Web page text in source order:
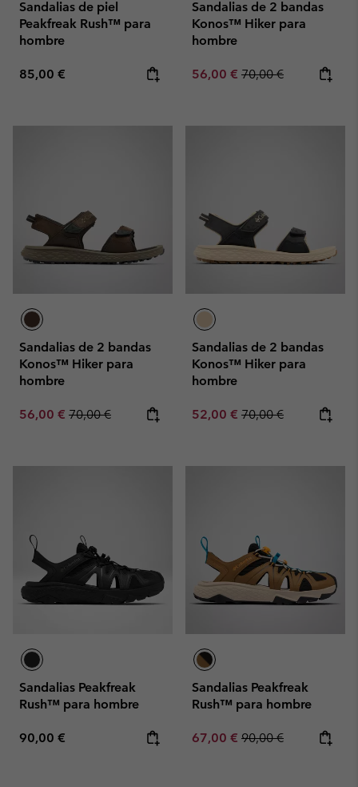
Sandalias de piel
Peakfreak Rush™ para
hombre
Regular price:
85,00 €
Sandalias de 2 bandas
Konos™ Hiker para
hombre
Sale price:
56,00 € Regular price:
70,00 €
Sandalias de 2 bandas
Konos™ Hiker para
hombre
Sale price:
56,00 € Regular price:
70,00 €
Sandalias de 2 bandas
Konos™ Hiker para
hombre
Sale price:
52,00 € Regular price:
70,00 €
Sandalias Peakfreak
Rush™ para hombre
Regular price:
90,00 €
Sandalias Peakfreak
Rush™ para hombre
Sale price:
67,00 € Regular price:
90,00 €